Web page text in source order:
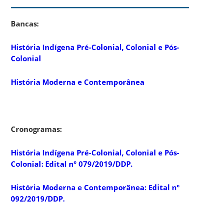
Bancas:
História Indígena Pré-Colonial, Colonial e Pós-
Colonial
História Moderna e Contemporânea
Cronogramas:
História Indígena Pré-Colonial, Colonial e Pós-
Colonial: Edital nº 079/2019/DDP.
História Moderna e Contemporânea: Edital nº
092/2019/DDP.